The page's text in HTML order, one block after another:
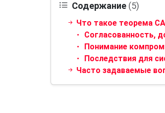
Содержание (5)
Что такое теорема
Согласованность,
Понимание
Последствия для
Часто задаваемые